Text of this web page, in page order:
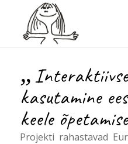
„
kasutamine
keele
Projekti rahastavad